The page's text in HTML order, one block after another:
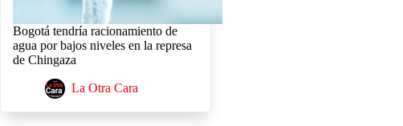
Bogotá tendría racionamiento de
agua por bajos niveles en la represa
de Chingaza
La Otra Cara